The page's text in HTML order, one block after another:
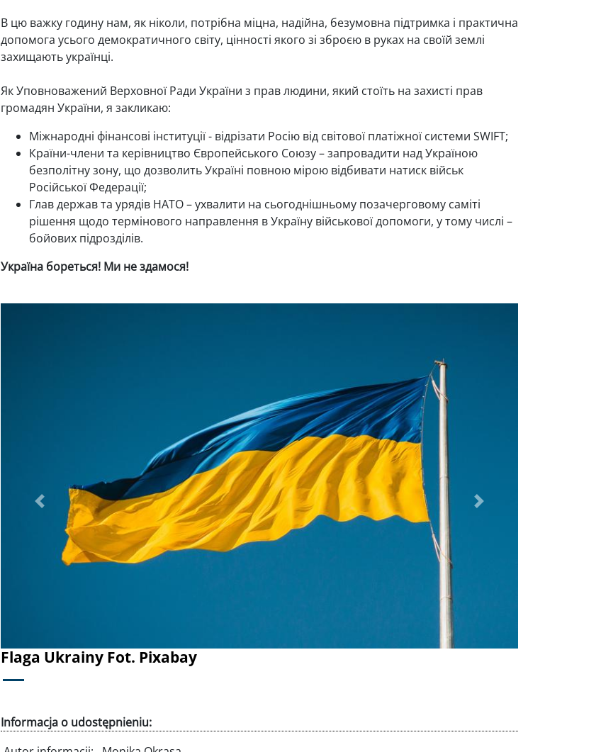
В цю важку годину нам, як ніколи, потрібна міцна, надійна, безумовна підтримка і практична
допомога усього демократичного світу, цінності якого зі зброєю в руках на своїй землі
захищають українці.
Як Уповноважений Верховної Ради України з прав людини, який стоїть на захисті прав
громадян України, я закликаю:
Міжнародні фінансові інституції - відрізати Росію від світової платіжної системи SWIFT;
Країни-члени та керівництво Європейського Союзу – запровадити над Україною
безполітну зону, що дозволить Україні повною мірою відбивати натиск військ
Російської Федерації;
Глав держав та урядів НАТО – ухвалити на сьогоднішньому позачерговому саміті
рішення щодо термінового направлення в Україну військової допомоги, у тому числі –
бойових підрозділів.
Україна бореться! Ми не здамося!
Flaga Ukrainy Fot. Pixabay
Poprzednie Dalej
Informacja o udostępnieniu: